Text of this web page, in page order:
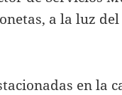
a la luz
en la